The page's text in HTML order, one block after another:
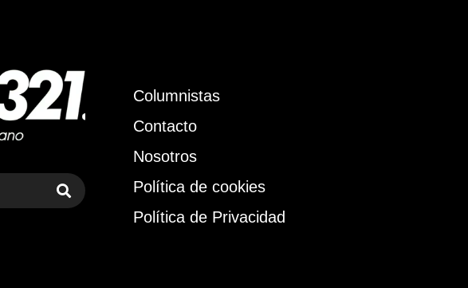
Columnistas
Contacto
Nosotros
Política de cookies
Política de Privacidad